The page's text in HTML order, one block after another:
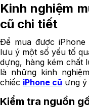
Kinh nghiệm
cũ chi tiết
Để mua được
lưu ý một số yếu tố
dựng, hàng kém chất
là những kinh
chiếc iPhone cũ ưng ý
Kiểm tra nguồn